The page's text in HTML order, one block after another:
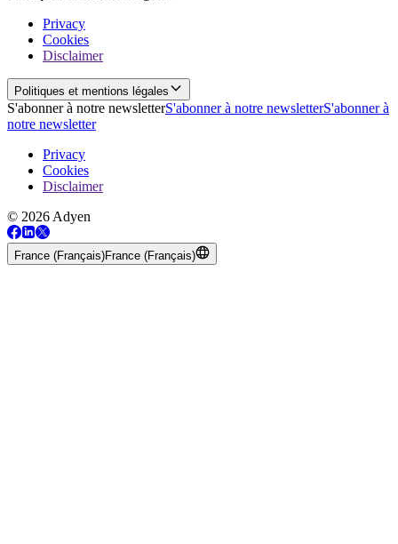
Privacy
Cookies
Disclaimer
Politiques et mentions légales
S'abonner à notre newsletterS'abonner à notre newsletterS'abonner à
notre newsletter
Privacy
Cookies
Disclaimer
© 2026 Adyen
France (Français)France (Français)